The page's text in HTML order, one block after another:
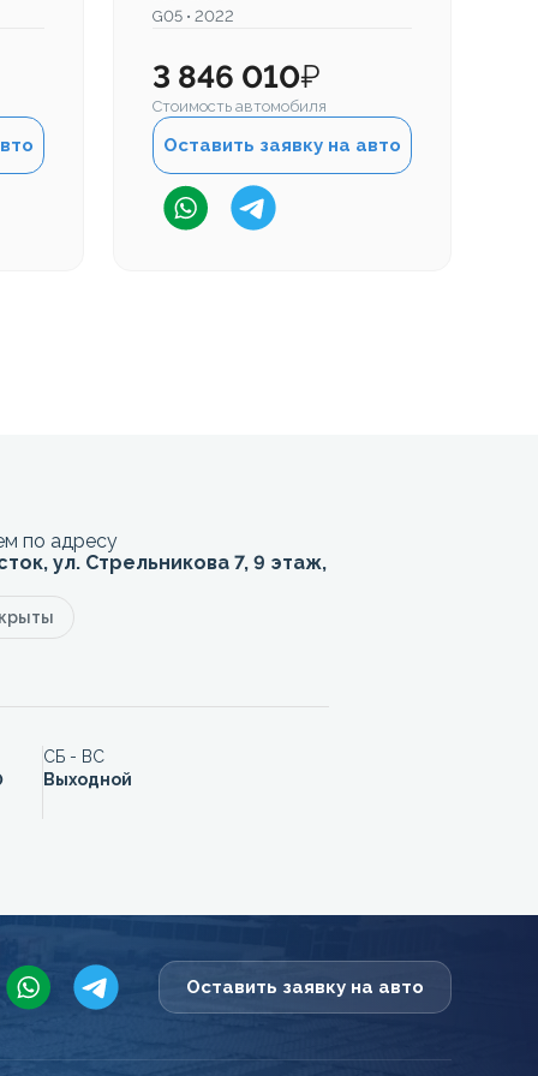
G05 • 2022
3 846 010₽
Стоимость автомобиля
Оставить заявку на авто
по адресу
ул. Стрельникова 7, 9 этаж,
СБ - ВС
Выходной
Оставить заявку на авто